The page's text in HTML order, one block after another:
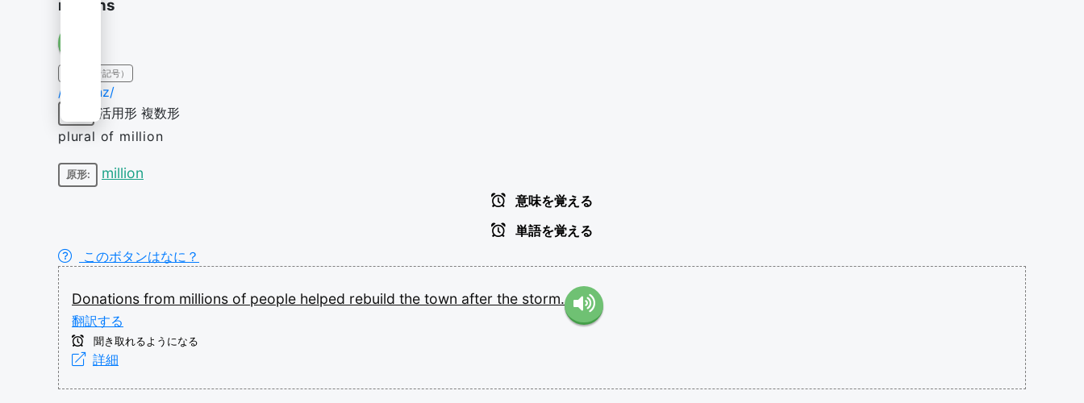
millions
IPA（発音記号）
/ˈmɪljənz/
活用形 複数形
plural of million
原形: million
意味を覚える
単語を覚える
このボタンはなに？
Donations from millions of people helped rebuild the town after the storm.
翻訳する
聞き取れるようになる
詳細